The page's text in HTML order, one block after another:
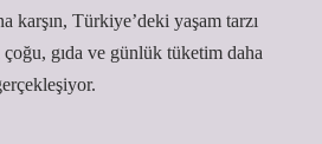
karşın, Türkiye’deki yaşam tarzı
çoğu, gıda ve günlük tüketim daha